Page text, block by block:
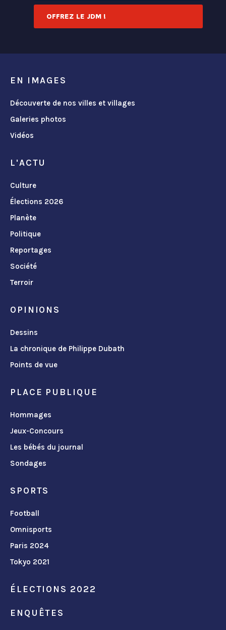
OFFREZ LE JDM !
EN IMAGES
Découverte de nos villes et villages
Galeries photos
Vidéos
L'ACTU
Culture
Élections 2026
Planète
Politique
Reportages
Société
Terroir
OPINIONS
Dessins
La chronique de Philippe Dubath
Points de vue
PLACE PUBLIQUE
Hommages
Jeux-Concours
Les bébés du journal
Sondages
SPORTS
Football
Omnisports
Paris 2024
Tokyo 2021
ÉLECTIONS 2022
ENQUÊTES